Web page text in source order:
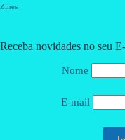
Zines
Receba novidades no seu
Nome
E-mail